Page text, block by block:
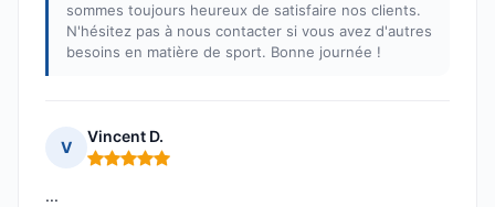
sommes toujours heureux de satisfaire nos clients.
N'hésitez pas à nous contacter si vous avez d'autres
besoins en matière de sport. Bonne journée !
V
Vincent D.
Note : 5 sur 5
...